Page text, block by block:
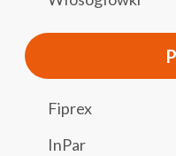
Fiprex
InPar